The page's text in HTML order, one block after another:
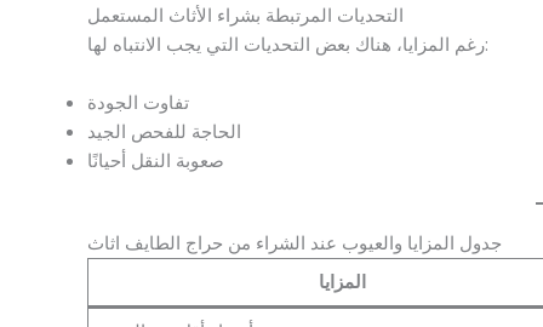
التحديات المرتبطة بشراء الأثاث المستعمل
رغم المزايا، هناك بعض التحديات التي يجب الانتباه لها:
تفاوت الجودة
الحاجة للفحص الجيد
صعوبة النقل أحيانًا
جدول المزايا والعيوب عند الشراء من حراج الطايف اثاث
المزايا